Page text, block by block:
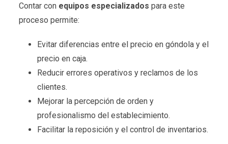
Contar con equipos especializados para este
proceso permite:
Evitar diferencias entre el precio en góndola y el
precio en caja.
Reducir errores operativos y reclamos de los
clientes.
Mejorar la percepción de orden y
profesionalismo del establecimiento.
Facilitar la reposición y el control de inventarios.